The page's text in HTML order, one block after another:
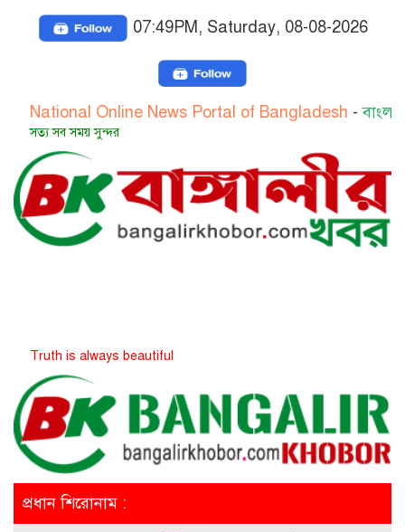
07:49PM, Saturday, 08-08-2026
Online News Portal of Bangladesh-বাংলাদেশের
সময় সুন্দর
always beautiful
প্রধান শিরোনাম :